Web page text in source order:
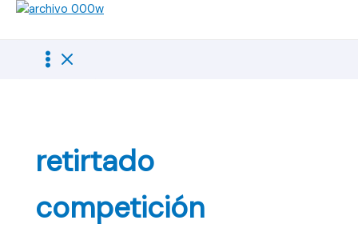
retirtado
competición